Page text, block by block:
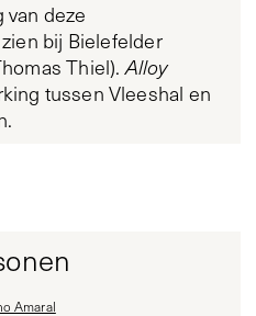
deze
bij Bielefelder
Thiel).Alloy
tussen Vleeshal en
Amaral